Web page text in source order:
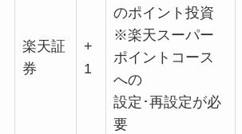
楽天証
券
+
1
のポイント投資
※楽天スーパー
ポイントコース
への
設定･再設定が必
要